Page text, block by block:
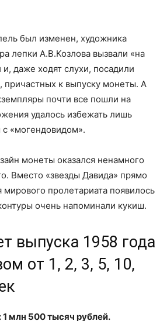
был изменен, художника
лепки А.В.Козлова вызвали «на
даже ходят слухи, посадили
причастных к выпуску монеты. А
почти все пошли на
удалось избежать лишь
«могендовидом».
монеты оказался ненамного
Вместо «звезды Давида» прямо
пролетариата появилось
очень напоминали кукиш.
выпуска 1958 года
от 1, 2, 3, 5, 10,
млн 500 тысяч рублей.